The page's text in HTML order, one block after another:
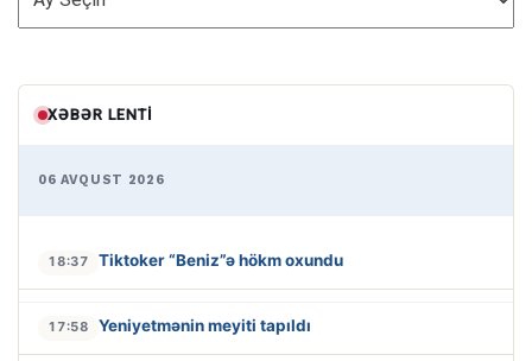
XƏBƏR LENTI
06 AVQUST 2026
18:37 Tiktoker “Beniz”ə hökm oxundu
17:58 Yeniyetmənin meyiti tapıldı